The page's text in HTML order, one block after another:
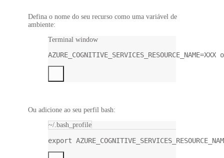
Defina o nome do seu recurso como uma variável de
ambiente:
Terminal window
AZURE_COGNITIVE_SERVICES_RESOURCE_NAME=XXX
Ou adicione ao seu perfil bash:
~/.bash_profile
export